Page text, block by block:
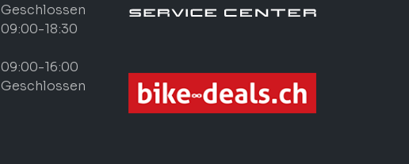
Geschlossen
09:00-18:30
09:00-16:00
Geschlossen